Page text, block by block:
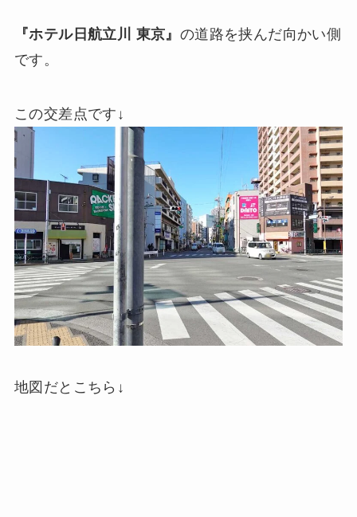
『ホテル日航立川 東京』 の道路を挟んだ向かい側
です。
この交差点です↓
地図だとこちら↓